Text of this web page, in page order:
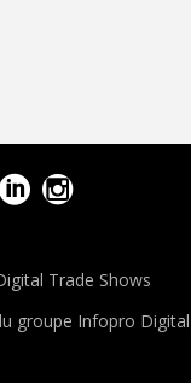
Trade Shows
groupe Infopro Digital